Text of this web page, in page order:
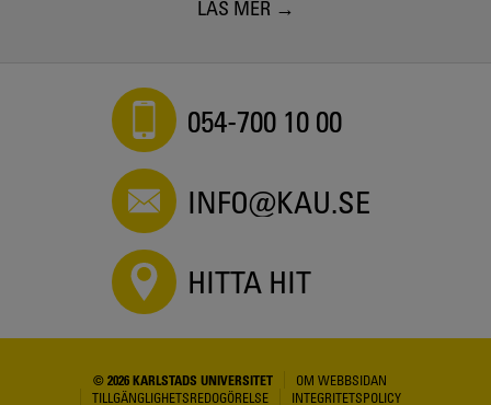
LÄS MER
054-700 10 00
INFO@KAU.SE
HITTA HIT
© 2026 KARLSTADS UNIVERSITET
OM WEBBSIDAN
TILLGÄNGLIGHETSREDOGÖRELSE
INTEGRITETSPOLICY